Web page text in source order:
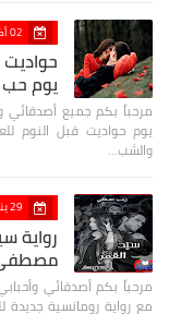
02 أكتوبر 2018
يوم حب
يوم حواديت قبل النوم
والشب…
29 يناير 2021
رواية
مرحباً بكم أصدقائي
مع رواية رومانسية